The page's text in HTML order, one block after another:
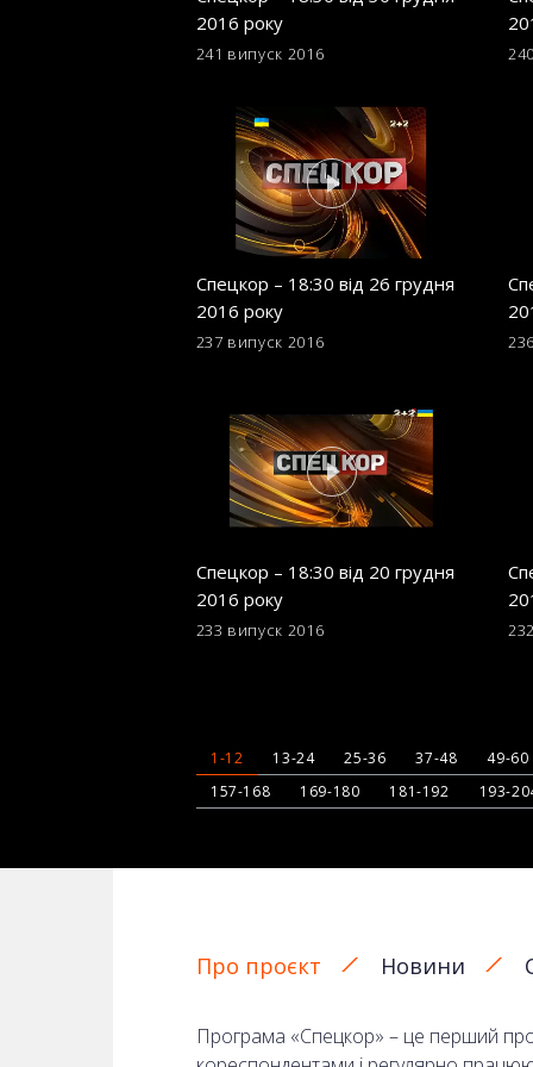
2016 року
241 випуск 2016
Спецкор – 18:30 від 26 грудня
2016 року
237 випуск 2016
Спецкор – 18:30 від 20 грудня
2016 року
233 випуск 2016
1-12 13-24 25-36 37-48 49-60
157-168
169-180 181-192 193-
Про проєкт Новини
Програма «Спецкор» – це перший